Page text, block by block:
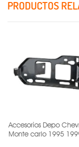
PRODUCTOS
Depo Chevrolet
1995 1999 -